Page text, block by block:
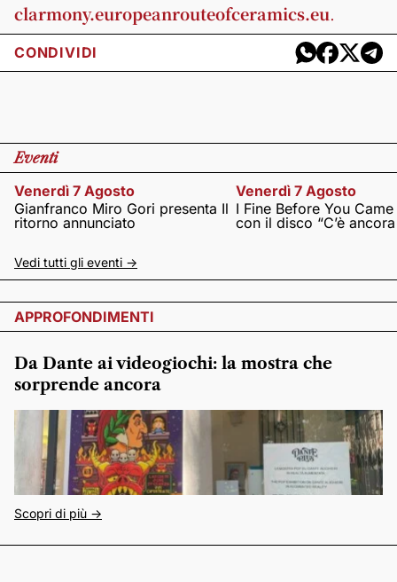
clarmony.europeanrouteofceramics.eu.
CONDIVIDI
Eventi
Venerdì 7 Agosto
Gianfranco Miro Gori presenta Il
ritorno annunciato
Venerdì 7 Agosto
I Fine Before You
con il disco “C’è
Vedi tutti gli eventi ->
APPROFONDIMENTI
Da Dante ai videogiochi: la mostra che
sorprende ancora
Scopri di più ->